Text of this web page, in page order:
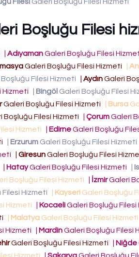
Boşluğu Filesi
AdıyamanGaleri Boşluğu Filesi
Galeri Boşluğu Filesi Hizmeti
Filesi Hizmeti AydınGaleri
Hizmeti Bingöl Galeri Boşluğu Filesi
Galeri Boşluğu Filesi Hizmeti Bursa
Boşluğu Filesi Hizmeti ÇorumGaleri
Hizmeti EdirneGaleri Boşluğu
Erzurum Galeri Boşluğu Filesi Hizmeti
GiresunGaleri Boşluğu Filesi
HatayGaleri Boşluğu Filesi Hizmeti
Boşluğu Filesi Hizmeti İzmirGaleri
Hizmeti Kayseri Galeri Boşluğu
Hizmeti KocaeliGaleri Boşluğu Filesi
Malatya Galeri Boşluğu Filesi Hizmeti
Hizmeti MardinGaleri Boşluğu Filesi
Galeri Boşluğu Filesi Hizmeti Niğde
Hizmeti SakaryaGaleri Boşluğu